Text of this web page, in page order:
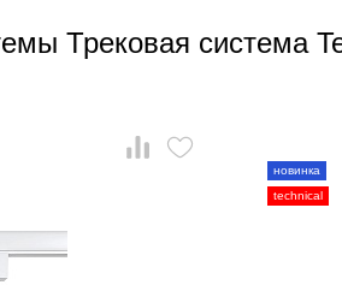
Трековая система
новинка
technical